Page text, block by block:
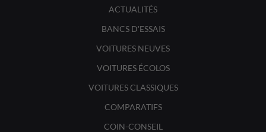
ACTUALITÉS
BANCS D'ESSAIS
VOITURES NEUVES
VOITURES ÉCOLOS
VOITURES CLASSIQUES
COMPARATIFS
COIN-CONSEIL